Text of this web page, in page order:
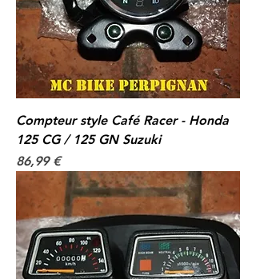
Compteur style Café Racer - Honda
125 CG / 125 GN Suzuki
Prix
86,99 €